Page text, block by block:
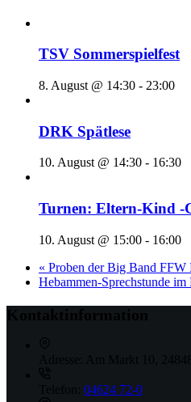
TSV Sommerspielfest
8. August @ 14:30 - 23:00
DRK Spätlese
10. August @ 14:30 - 16:30
Turnen: Eltern-Kind -
10. August @ 15:00 - 16:00
« Proben der Big Band FFW
Hebammen-Sprechstunde
Kontaktinformation
Adresse: Am Markt 10,
Telefon: 04624 72-0